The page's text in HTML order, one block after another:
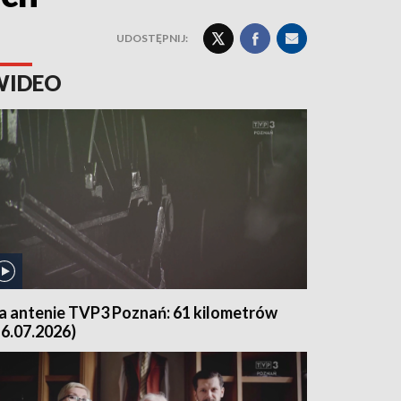
UDOSTĘPNIJ:
antenie TVP3 Poznań: 61 kilometrów